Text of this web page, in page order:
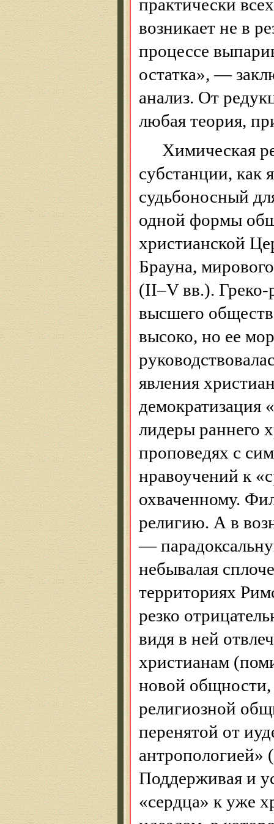
практически
возникает не в
процессе
остатка», —
анализ. От
любая теория,
Химическая
субстанции, как
судьбоносный
одной формы
христианской
Брауна,
(II–V вв.).
высшего
высоко, но ее
явления
демократизация
лидеры раннего
проповедях с
нравоучений к
охваченному.
религию. А в
—
небывалая
территориях
резко
видя в ней
христианам
новой общности,
религиозной
перенятой от
антропологией»
Поддерживая и
«сердца» к уже